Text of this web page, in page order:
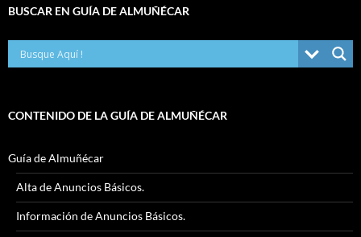
BUSCAR EN GUÍA DE ALMUÑÉCAR
CONTENIDO DE LA GUÍA DE ALMUÑÉCAR
Guía de Almuñécar
Alta de Anuncios Básicos.
Información de Anuncios Básicos.